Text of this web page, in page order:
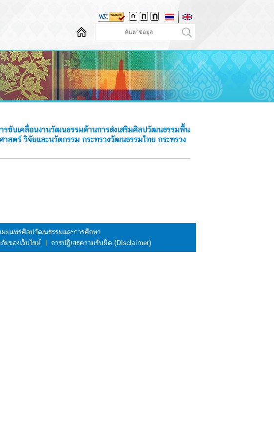
ขับเคลื่อนงานวัฒนธรรมด้านการส่งเสริมศิลปวัฒนธรรมพื้น
สตร์ วิจัยและนวัตกรรม กระทรวงวัฒนธรรมไทย กระทรวง
ผยแพร่ศิลปวัฒนธรรมและการศึกษา
ยของเว็บไซต์ | การปฏิเสธความรับผิด (Disclaimer)